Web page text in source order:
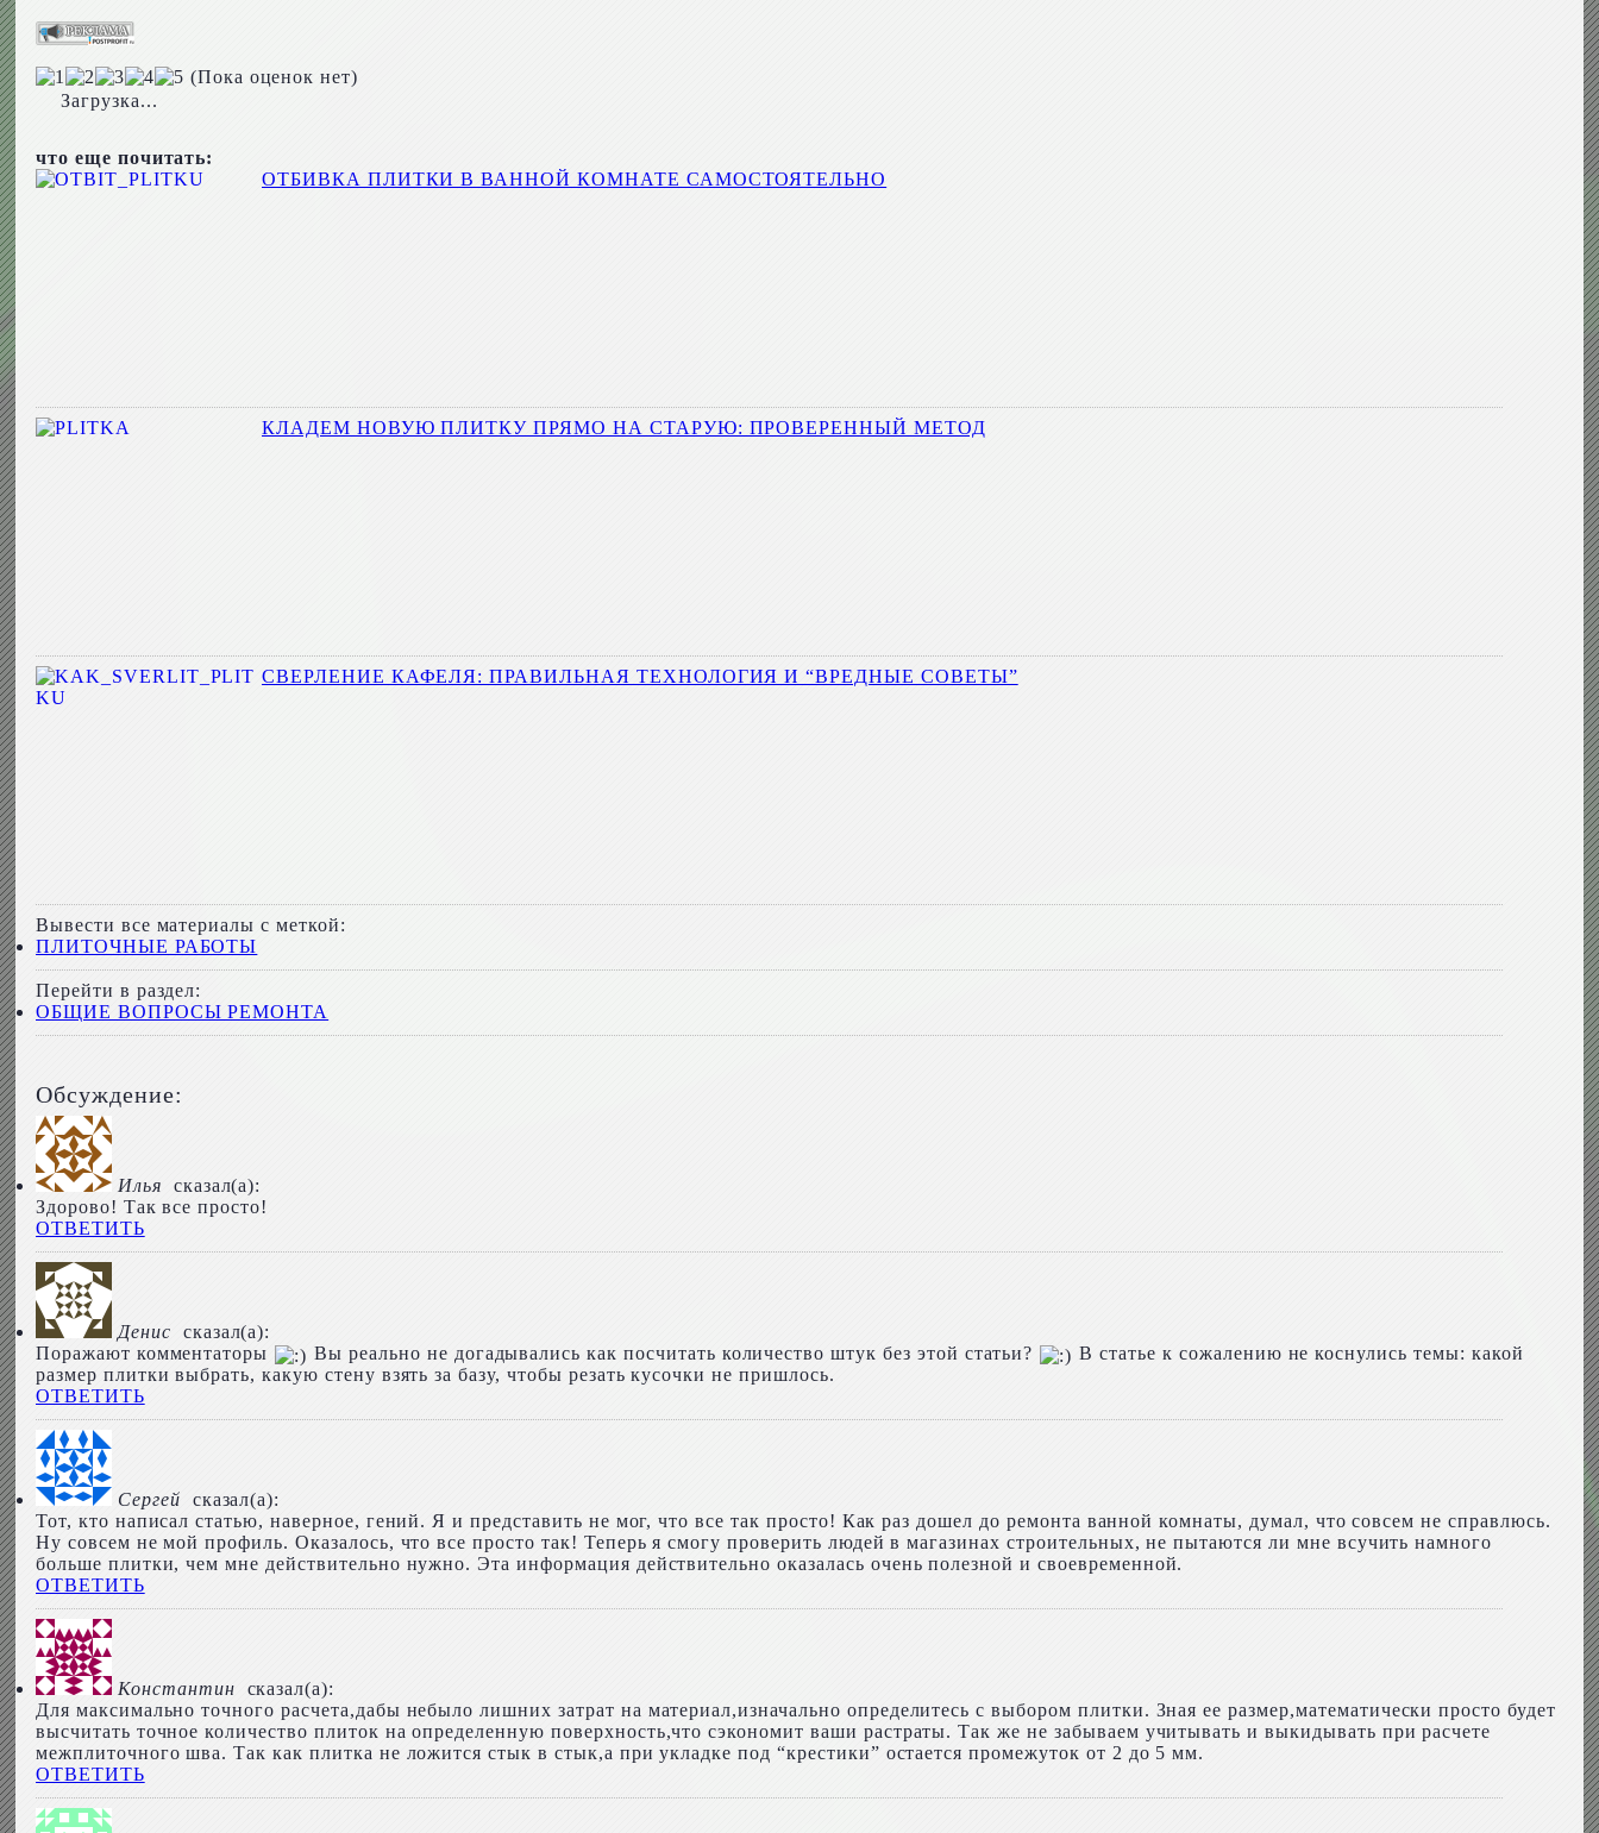
(Пока оценок нет)
Загрузка...
что еще почитать:
ОТБИВКА ПЛИТКИ В ВАННОЙ КОМНАТЕ САМОСТОЯТЕЛЬНО
КЛАДЕМ НОВУЮ ПЛИТКУ ПРЯМО НА СТАРУЮ: ПРОВЕРЕННЫЙ МЕТОД
СВЕРЛЕНИЕ КАФЕЛЯ: ПРАВИЛЬНАЯ ТЕХНОЛОГИЯ И “ВРЕДНЫЕ СОВЕТЫ”
Вывести все материалы с меткой:
ПЛИТОЧНЫЕ РАБОТЫ
Перейти в раздел:
ОБЩИЕ ВОПРОСЫ РЕМОНТА
Обсуждение:
Илья
сказал(а):
Здорово! Так все просто!
ОТВЕТИТЬ
Денис
сказал(а):
Поражают комментаторы
Вы реально не догадывались как посчитать количество штук без этой статьи?
В статье к сожалению не коснулись темы: какой
размер плитки выбрать, какую стену взять за базу, чтобы резать кусочки не пришлось.
ОТВЕТИТЬ
Сергей
сказал(а):
Тот, кто написал статью, наверное, гений. Я и представить не мог, что все так просто! Как раз дошел до ремонта ванной комнаты, думал, что совсем не справлюсь.
Ну совсем не мой профиль. Оказалось, что все просто так! Теперь я смогу проверить людей в магазинах строительных, не пытаются ли мне всучить намного
больше плитки, чем мне действительно нужно. Эта информация действительно оказалась очень полезной и своевременной.
ОТВЕТИТЬ
Константин
сказал(а):
Для максимально точного расчета,дабы небыло лишних затрат на материал,изначально определитесь с выбором плитки. Зная ее размер,математически просто будет
высчитать точное количество плиток на определенную поверхность,что сэкономит ваши растраты. Так же не забываем учитывать и выкидывать при расчете
межплиточного шва. Так как плитка не ложится стык в стык,а при укладке под “крестики” остается промежуток от 2 до 5 мм.
ОТВЕТИТЬ